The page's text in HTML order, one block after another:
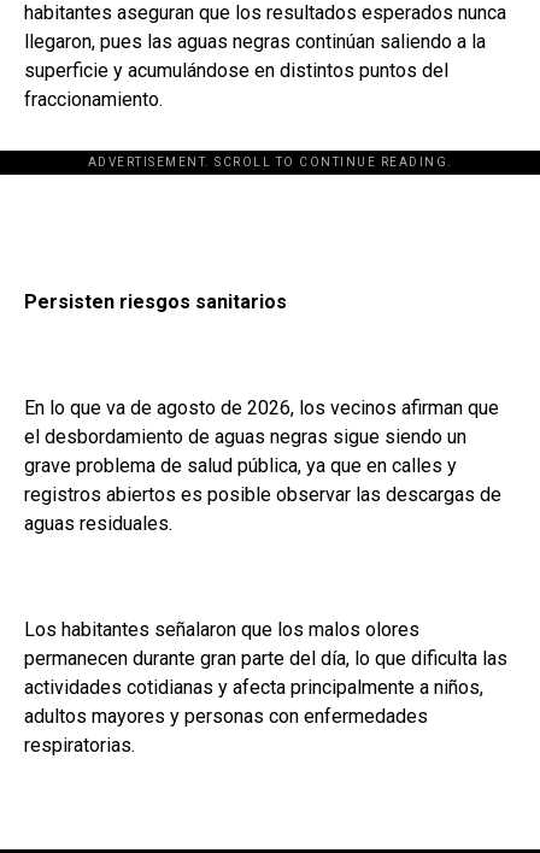
habitantes aseguran que los resultados esperados nunca
llegaron, pues las aguas negras continúan saliendo a la
superficie y acumulándose en distintos puntos del
fraccionamiento.
ADVERTISEMENT. SCROLL TO CONTINUE READING.
Persisten riesgos sanitarios
En lo que va de agosto de 2026, los vecinos afirman que
el desbordamiento de aguas negras sigue siendo un
grave problema de salud pública, ya que en calles y
registros abiertos es posible observar las descargas de
aguas residuales.
Los habitantes señalaron que los malos olores
permanecen durante gran parte del día, lo que dificulta las
actividades cotidianas y afecta principalmente a niños,
adultos mayores y personas con enfermedades
respiratorias.